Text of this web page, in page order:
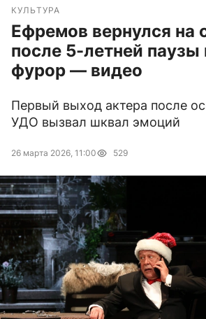
КУЛЬТУРА
Ефремов вернулся на
после 5-летней паузы
фурор — видео
Первый выход актера после
УДО вызвал шквал эмоций
26 марта 2026, 11:00 529